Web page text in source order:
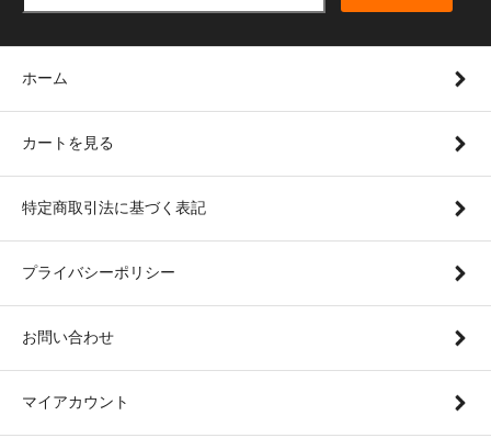
ホーム
カートを見る
特定商取引法に基づく表記
プライバシーポリシー
お問い合わせ
マイアカウント